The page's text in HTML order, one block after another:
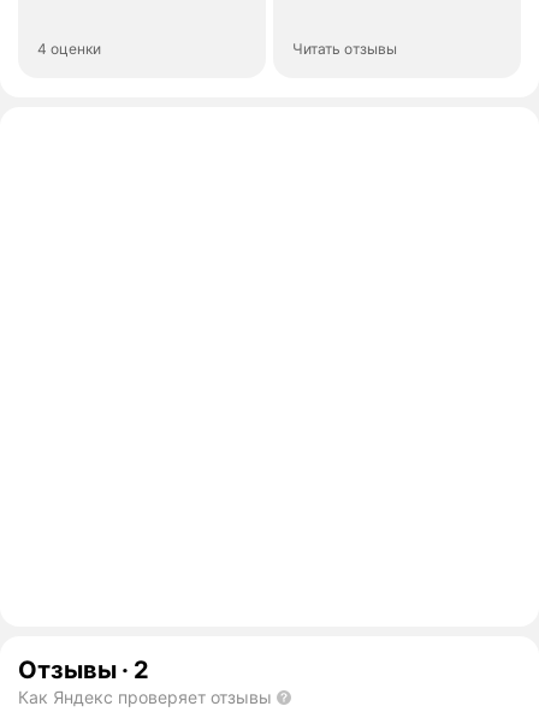
4 оценки Читать отзывы
Отзывы · 2
Как Яндекс проверяет отзывы